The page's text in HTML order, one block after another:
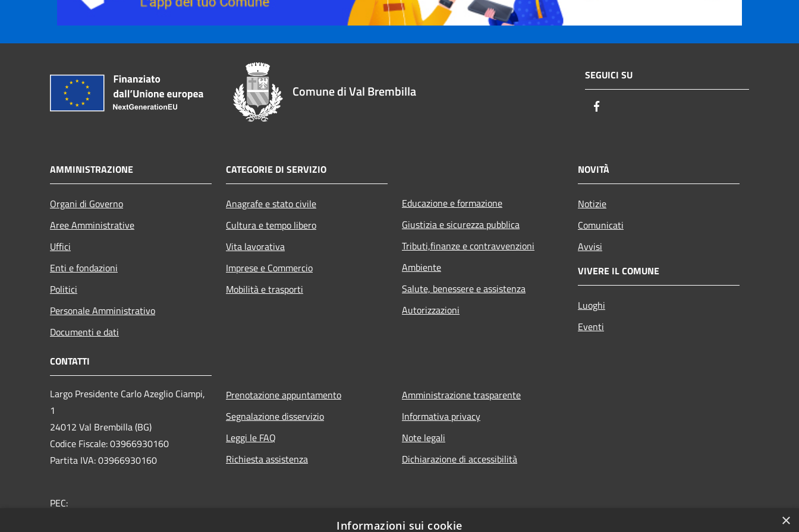
Comune di Val Brembilla
SEGUICI SU
AMMINISTRAZIONE
Organi di Governo
Aree Amministrative
Uffici
Enti e fondazioni
Politici
Personale Amministrativo
Documenti e dati
CATEGORIE DI SERVIZIO
Anagrafe e stato civile
Cultura e tempo libero
Vita lavorativa
Imprese e Commercio
Mobilità e trasporti
Educazione e formazione
Giustizia e sicurezza pubblica
Tributi,finanze e contravvenzioni
Ambiente
Salute, benessere e assistenza
Autorizzazioni
NOVITÀ
Notizie
Comunicati
Avvisi
VIVERE IL COMUNE
Luoghi
Eventi
CONTATTI
Largo Presidente Carlo Azeglio Ciampi,
1
24012 Val Brembilla (BG)
Codice Fiscale: 03966930160
Partita IVA: 03966930160
PEC:
Prenotazione appuntamento
Segnalazione disservizio
Leggi le FAQ
Richiesta assistenza
Amministrazione trasparente
Informativa privacy
Note legali
Dichiarazione di accessibilità
×
Informazioni sui cookie